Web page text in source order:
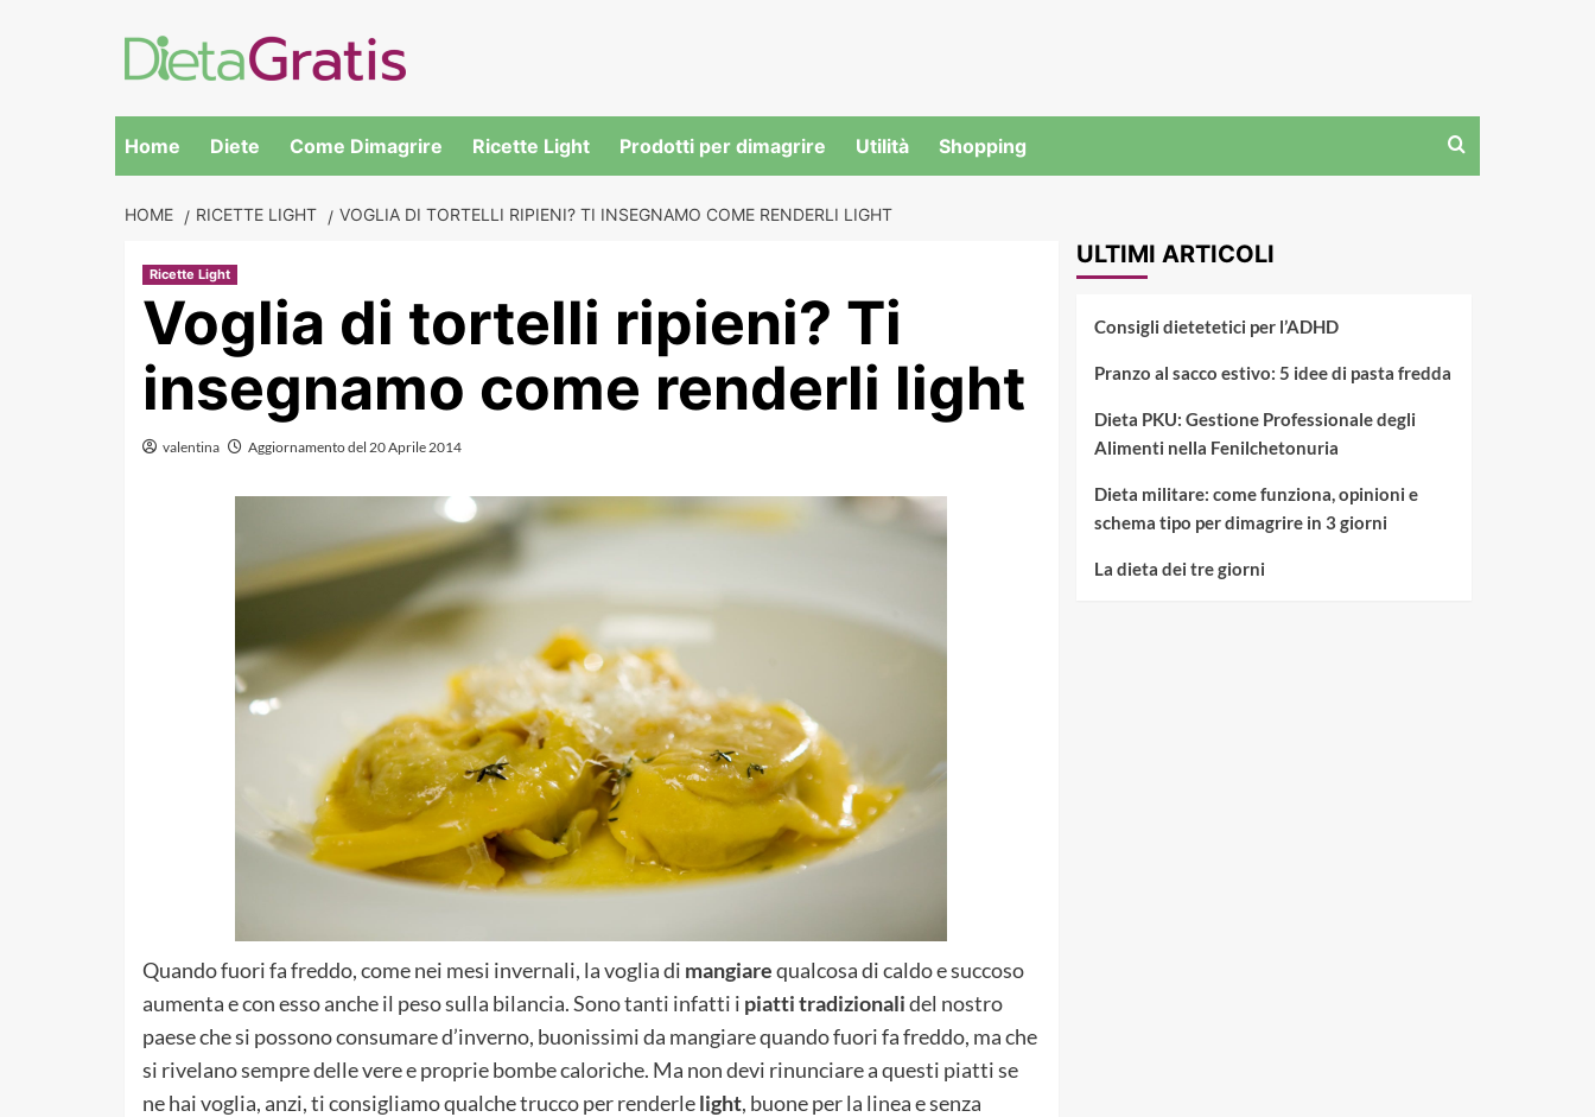
to
content
Home Diete Come Dimagrire Ricette Light Prodotti per dimagrire Utilità Shopping
HOME RICETTE LIGHT VOGLIA DI TORTELLI RIPIENI? TI INSEGNAMO COME RENDERLI LIGHT
Ricette Light
Voglia di tortelli ripieni? Ti
insegnamo come renderli light
valentina Aggiornamento del 20 Aprile 2014
Quando fuori fa freddo, come nei mesi invernali, la voglia di mangiarequalcosa di caldo e succoso
aumenta e con esso anche il peso sulla bilancia. Sono tanti infatti i piatti tradizionalidel nostro
paese che si possono consumare d’inverno, buonissimi da mangiare quando fuori fa freddo, ma che
si rivelano sempre delle vere e proprie bombe caloriche. Ma non devi rinunciare a questi piatti se
ne hai voglia, anzi, ti consigliamo qualche trucco per renderlelight, buone per la linea e senza
ULTIMI ARTICOLI
Consigli dietetetici per l’ADHD
Pranzo al sacco estivo: 5 idee di pasta fredda
Dieta PKU: Gestione Professionale degli
Alimenti nella Fenilchetonuria
Dieta militare: come funziona, opinioni e
schema tipo per dimagrire in 3 giorni
La dieta dei tre giorni